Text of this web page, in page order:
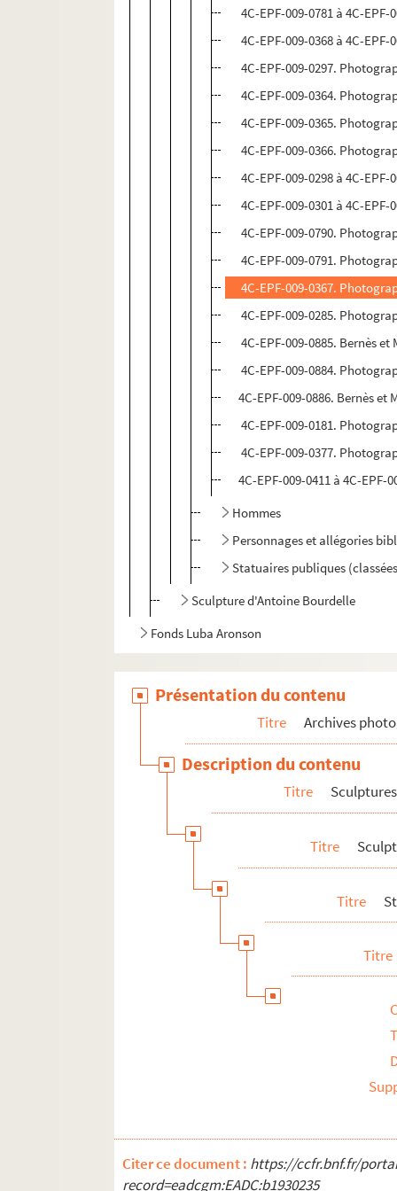
4C-EPF-009-0781 à 4C-
4C-EPF-009-0368 à 4C-
4C-EPF-009-0297.
4C-EPF-009-0364.
4C-EPF-009-0365.
4C-EPF-009-0366.
4C-EPF-009-0298 à 4C-
4C-EPF-009-0301 à 4C-
4C-EPF-009-0790.
4C-EPF-009-0791.
4C-EPF-009-0367.
4C-EPF-009-0285.
4C-EPF-009-0885. Bernès
4C-EPF-009-0884.
4C-EPF-009-0886. Bernès
4C-EPF-009-0181.
4C-EPF-009-0377.
4C-EPF-009-0411 à 4C-
Hommes
Personnages et allégories
Statuaires publiques
Sculpture d'Antoine Bourdelle
Fonds Luba Aronson
Présentation du contenu
Titre Archives
Description du contenu
Titre Sculptures
Titre
Titre
Titre
Citer ce document : https://ccfr.bnf.fr/
record=eadcgm:EADC:b1930235